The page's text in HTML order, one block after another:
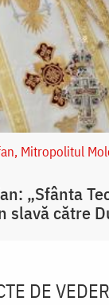
Mitropolitul
„Sfânta
slavă către
DE